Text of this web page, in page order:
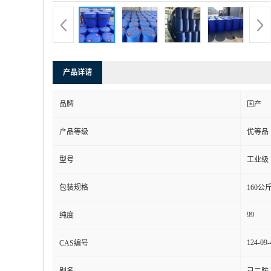
产品详请
品牌 国产
产品等级 优等品
型号 工业级
包装规格 160公
纯度 99
CAS编号 124-09-